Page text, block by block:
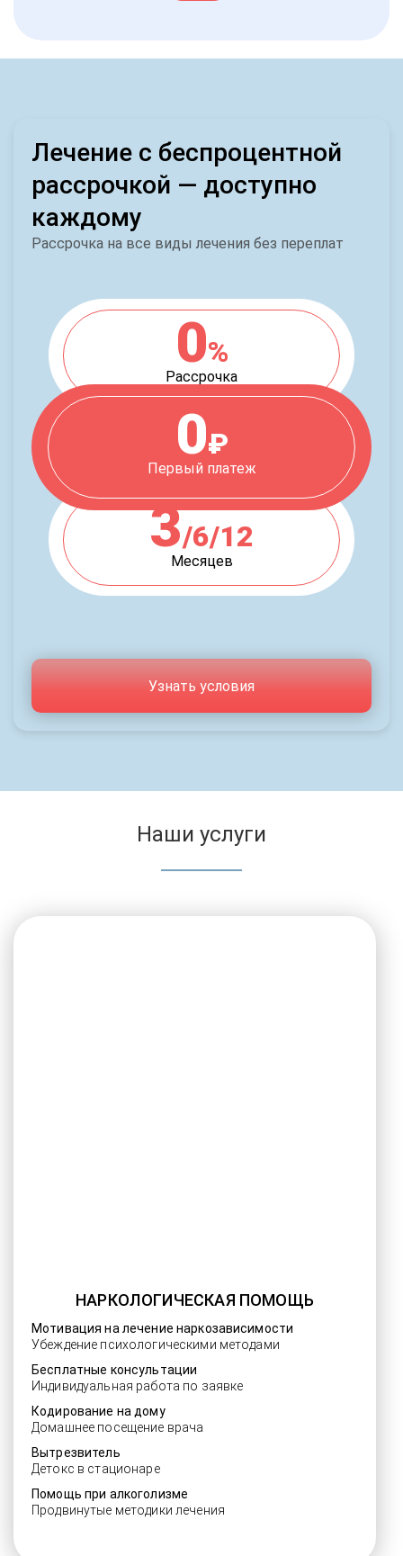
Лечение с беспроцентной
рассрочкой — доступно
каждому
Рассрочка на все виды лечения без переплат
0%
Рассрочка
0₽
Первый платеж
3/6/12
Месяцев
Узнать условия
Наши услуги
НАРКОЛОГИЧЕСКАЯ ПОМОЩЬ
Мотивация на лечение наркозависимости
Убеждение психологическими методами
Бесплатные консультации
Индивидуальная работа по заявке
Кодирование на дому
Домашнее посещение врача
Вытрезвитель
Детокс в стационаре
Помощь при алкоголизме
Продвинутые методики лечения